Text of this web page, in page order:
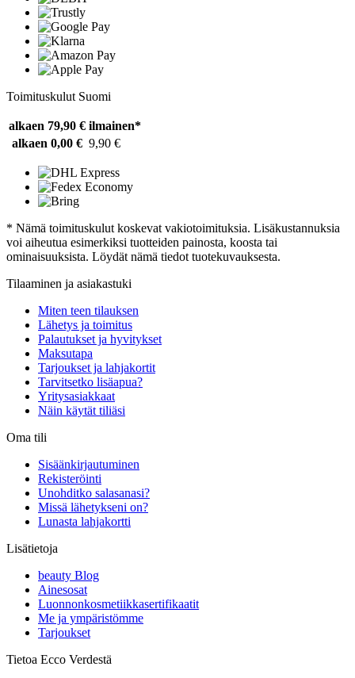
Toimituskulut Suomi
alkaen 79,90 € ilmainen*
alkaen 0,00 € 9,90 €
* Nämä toimituskulut koskevat vakiotoimituksia. Lisäkustannuksia
voi aiheutua esimerkiksi tuotteiden painosta, koosta tai
ominaisuuksista. Löydät nämä tiedot tuotekuvauksesta.
Tilaaminen ja asiakastuki
Miten teen tilauksen
Lähetys ja toimitus
Palautukset ja hyvitykset
Maksutapa
Tarjoukset ja lahjakortit
Tarvitsetko lisäapua?
Yritysasiakkaat
Näin käytät tiliäsi
Oma tili
Sisäänkirjautuminen
Rekisteröinti
Unohditko salasanasi?
Missä lähetykseni on?
Lunasta lahjakortti
Lisätietoja
beauty Blog
Ainesosat
Luonnonkosmetiikkasertifikaatit
Me ja ympäristömme
Tarjoukset
Tietoa Ecco Verdestä